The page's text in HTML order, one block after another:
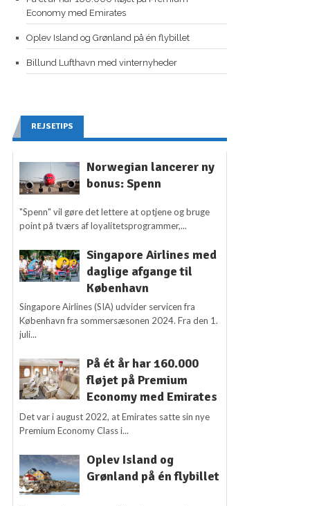
Economy med Emirates
Oplev Island og Grønland på én flybillet
Billund Lufthavn med vinternyheder
REJSETIPS
Norwegian lancerer ny
bonus: Spenn
"Spenn" vil gøre det lettere at optjene og bruge
point på tværs af loyalitetsprogrammer,...
Singapore Airlines med
daglige afgange til
København
Singapore Airlines (SIA) udvider servicen fra
København fra sommersæsonen 2024. Fra den 1.
juli...
På ét år har 160.000
fløjet på Premium
Economy med Emirates
Det var i august 2022, at Emirates satte sin nye
Premium Economy Class i...
Oplev Island og
Grønland på én flybillet